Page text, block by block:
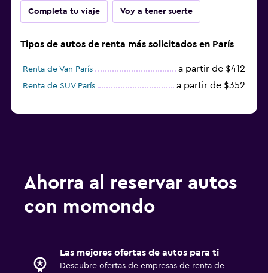
Completa tu viaje Voy a tener suerte
Tipos de autos de renta más solicitados en París
Renta de Van París a partir de $412
Renta de SUV París a partir de $352
Ahorra al reservar autos
con momondo
Las mejores ofertas de autos para ti
Descubre ofertas de empresas de renta de